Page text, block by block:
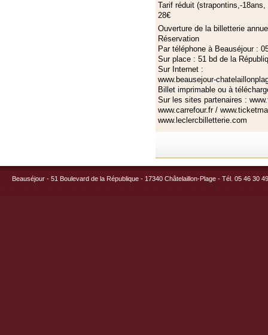
Tarif réduit (strapontins,-
28€
Ouverture de la billetterie
Réservation
Par téléphone à Beauséjour :
Sur place : 51 bd de la
Sur Internet :
www.beausejour-
Billet imprimable ou à
Sur les sites partenaires :
www.carrefour.fr /
www.leclercbilletterie.com
Beauséjour - 51 Boulevard de la République - 17340 Châtelaillon-Plage - Tél. 05 46 30